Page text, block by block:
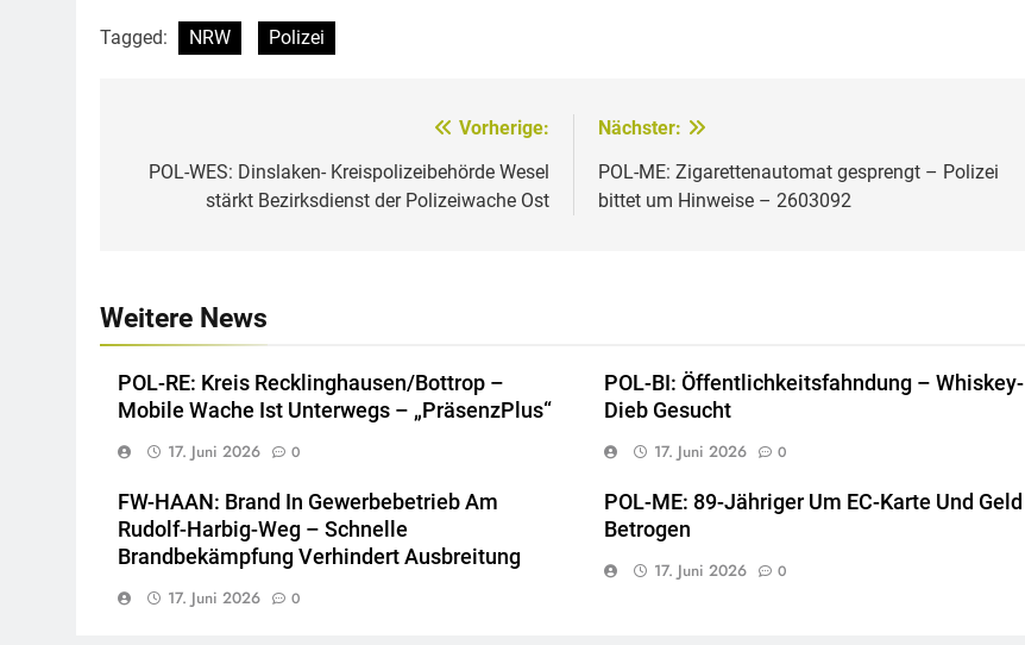
Tagged: NRW Polizei
Vorherige:
POL-WES: Dinslaken- Kreispolizeibehörde Wesel
stärkt Bezirksdienst der Polizeiwache Ost
Nächster:
POL-ME: Zigarettenautomat gesprengt – Polizei
bittet um Hinweise – 2603092
Weitere News
POL-RE: Kreis Recklinghausen/Bottrop –
Mobile Wache Ist Unterwegs – „PräsenzPlus“
17. Juni 2026 0
POL-BI: Öffentlichkeitsfahndung – Whiskey-
Dieb Gesucht
17. Juni 2026 0
FW-HAAN: Brand In Gewerbebetrieb Am
Rudolf-Harbig-Weg – Schnelle
Brandbekämpfung Verhindert Ausbreitung
17. Juni 2026 0
POL-ME: 89-Jähriger Um EC-Karte Und Geld
Betrogen
17. Juni 2026 0